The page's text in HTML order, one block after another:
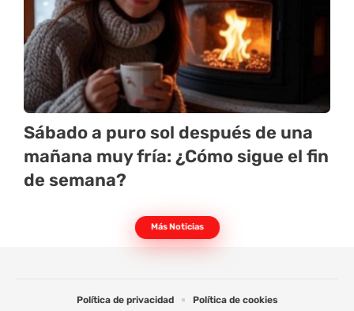
Sábado a puro sol después de una
mañana muy fría: ¿Cómo sigue el fin
de semana?
Más Noticias
Política de privacidad Política de cookies